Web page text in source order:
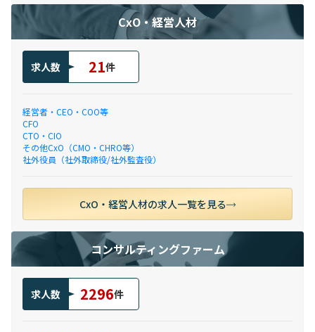
CxO・経営人材
求人数 21件
経営者・CEO・COO等
CFO
CTO・CIO
その他CxO（CMO・CHRO等）
社外役員（社外取締役/社外監査役）
CxO・経営人材の求人一覧を見る
コンサルティングファーム
求人数 2296件